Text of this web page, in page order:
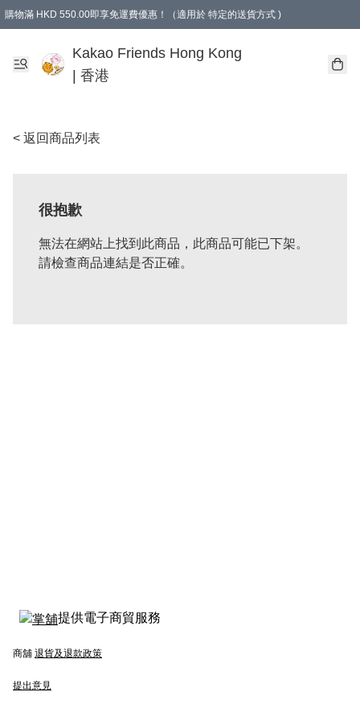
購物滿 HKD 550.00即享免運費優惠！（適用於 特定的送貨方式 )
Kakao Friends Hong Kong
| 香港
< 返回商品列表
很抱歉
無法在網站上找到此商品，此商品可能已下架。
請檢查商品連結是否正確。
提供電子商貿服務
商舖 退貨及退款政策
提出意見